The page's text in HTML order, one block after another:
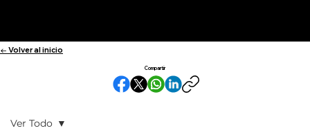
Ver Todo
← Volver al inicio
Compartir